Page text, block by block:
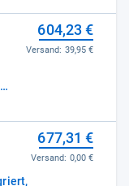
604,23 €
Versand: 39,95 €
677,31 €
Versand: 0,00 €